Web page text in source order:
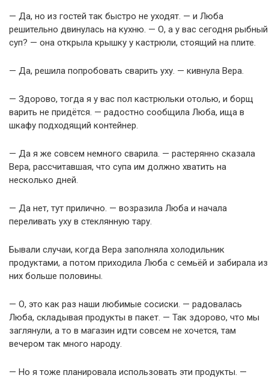
— Да, но из гостей так быстро не уходят. — и Люба
решительно двинулась на кухню. — О, а у вас сегодня рыбный
суп? — она открыла крышку у кастрюли, стоящий на плите.
— Да, решила попробовать сварить уху. — кивнула Вера.
— Здорово, тогда я у вас пол кастрюльки отолью, и борщ
варить не придётся. — радостно сообщила Люба, ища в
шкафу подходящий контейнер.
— Да я же совсем немного сварила. — растерянно сказала
Вера, рассчитавшая, что супа им должно хватить на
несколько дней.
— Да нет, тут прилично. — возразила Люба и начала
переливать уху в стеклянную тару.
Бывали случаи, когда Вера заполняла холодильник
продуктами, а потом приходила Люба с семьёй и забирала из
них больше половины.
— О, это как раз наши любимые сосиски. — радовалась
Люба, складывая продукты в пакет. — Так здорово, что мы
заглянули, а то в магазин идти совсем не хочется, там
вечером так много народу.
— Но я тоже планировала использовать эти продукты. —